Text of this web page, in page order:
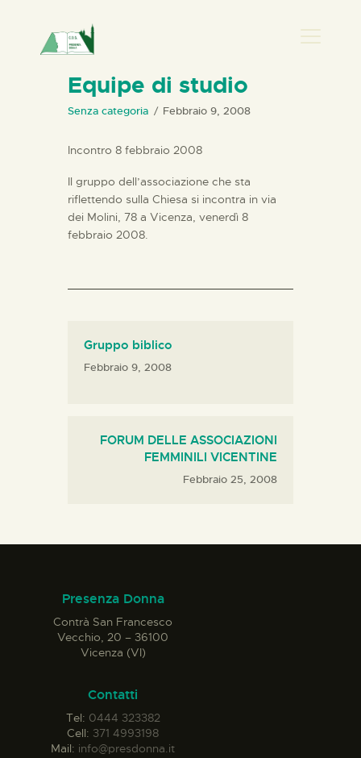
HOME
PERCORSI
BIBLIOTECA
ELISA SALERNO
Equipe di studio
Senza categoria Febbraio 9, 2008
Incontro 8 febbraio 2008
Il gruppo dell’associazione che sta
riflettendo sulla Chiesa si incontra in via
dei Molini, 78 a Vicenza, venerdì 8
febbraio 2008.
Gruppo biblico
Febbraio 9, 2008
FORUM DELLE ASSOCIAZIONI
FEMMINILI VICENTINE
Febbraio 25, 2008
Presenza Donna
Contrà San Francesco
Vecchio, 20 – 36100
Vicenza (VI)
Contatti
Tel: 0444 323382
Cell: 371 4993198
Mail: info@presdonna.it